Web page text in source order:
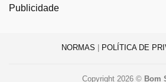
Publicidade
NORMAS POLÍTICA DE
Copyright 2026 © Bom